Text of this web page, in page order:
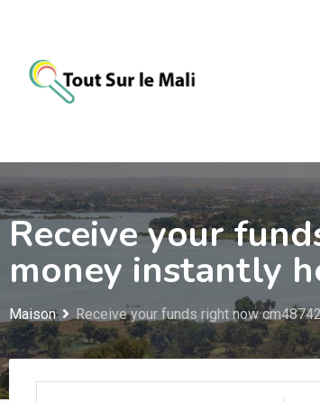
contenu
Receive your
money instantly
Maison Receive your funds right now